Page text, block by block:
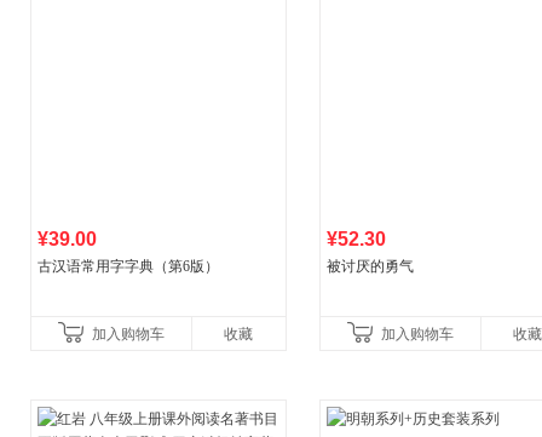
¥39.00
古汉语常用字字典（第6版）
加入购物车 收藏
¥52.30
被讨厌的勇气
加入购物车 收藏